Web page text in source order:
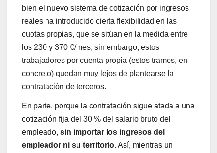
bien el nuevo sistema de cotización por ingresos
reales ha introducido cierta flexibilidad en las
cuotas propias, que se sitúan en la medida entre
los 230 y 370 €/mes, sin embargo, estos
trabajadores por cuenta propia (estos tramos, en
concreto) quedan muy lejos de plantearse la
contratación de terceros.
En parte, porque la contratación sigue atada a una
cotización fija del 30 % del salario bruto del
empleado, sin importar los ingresos del
empleador ni su territorio. Así, mientras un